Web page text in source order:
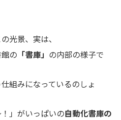
光景、実は、
の 「書庫」 の内部の様子で
組みになっているのしょ
」がいっぱいの自動化書庫の